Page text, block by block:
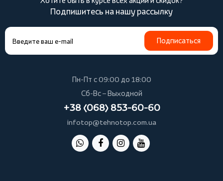
Подпишитесь на нашу рассылку
Подписаться
Пн-Пт с 09:00 до 18:00
Сб-Вс – Выходной
+38 (068) 853-60-60
infotop@tehnotop.com.ua